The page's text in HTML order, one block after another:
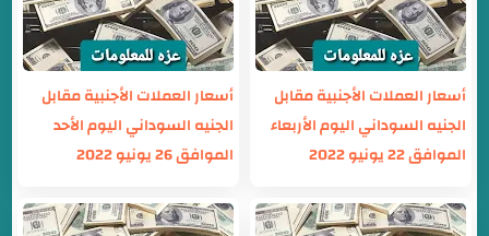
أسعار العملات الأجنبية مقابل
الجنيه السوداني اليوم الأربعاء
الموافق 22 يونيو 2022
أسعار العملات الأجنبية مقابل
الجنيه السوداني اليوم الأحد
الموافق 26 يونيو 2022